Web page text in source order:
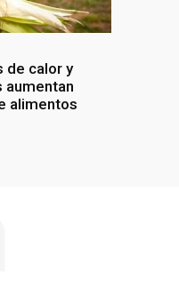
de calor y
alimentos